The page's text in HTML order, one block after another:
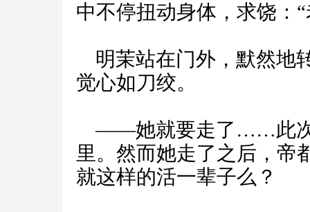
中不停扭动身体，求饶
明茉站在门外，默然地
觉心如刀绞。
——她就要走了……此次
里。然而她走了之后，帝
就这样的活一辈子么？